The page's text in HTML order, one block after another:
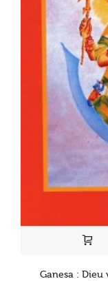
Ganesa : Dieu